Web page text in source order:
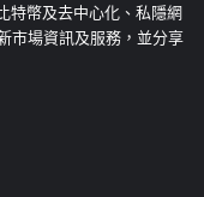
特幣及去中心化、私隱網
市場資訊及服務，並分享